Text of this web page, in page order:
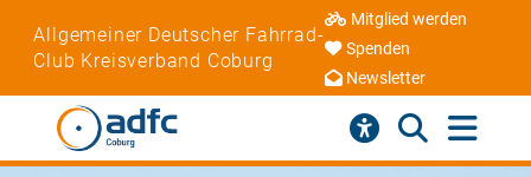
Allgemeiner Deutscher Fahrrad-
Club Kreisverband Coburg
Mitglied werden
Spenden
Newsletter